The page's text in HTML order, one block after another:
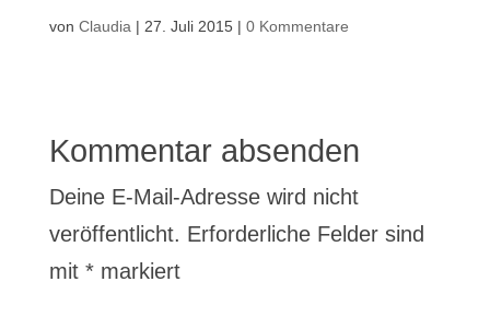
von Claudia | 27. Juli 2015| 0 Kommentare
Kommentar absenden
Deine E-Mail-Adresse wird nicht
veröffentlicht. Erforderliche Felder sind
mit *markiert